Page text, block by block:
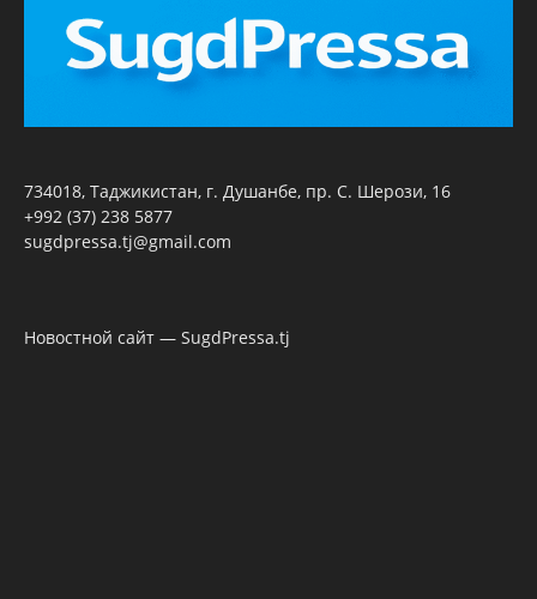
734018, Таджикистан, г. Душанбе, пр. С. Шерози, 16
+992 (37) 238 5877
sugdpressa.tj@gmail.com
Новостной сайт — SugdPressa.tj